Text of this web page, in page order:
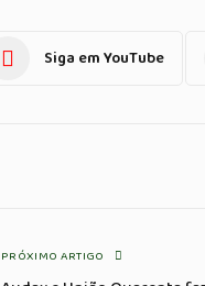
Siga em YouTube
PRÓXIMO ARTIGO